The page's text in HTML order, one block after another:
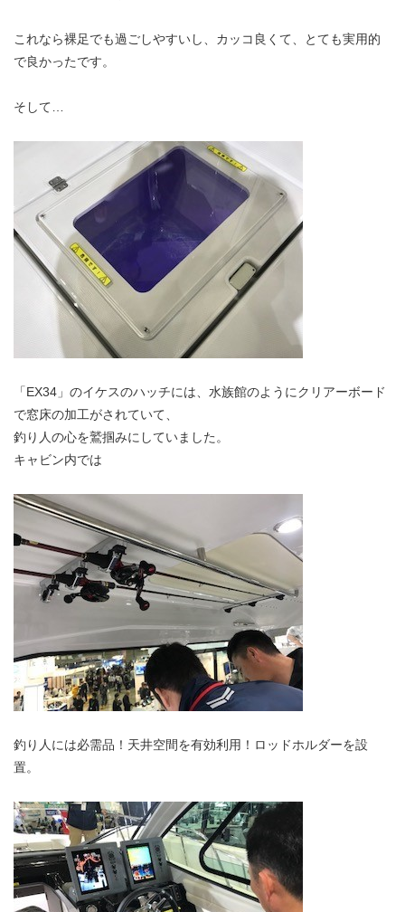
これなら裸足でも過ごしやすいし、カッコ良くて、とても実用的
で良かったです。
そして…
「EX34」のイケスのハッチには、水族館のようにクリアーボード
で窓床の加工がされていて、
釣り人の心を鷲掴みにしていました。
キャビン内では
釣り人には必需品！天井空間を有効利用！ロッドホルダーを設
置。